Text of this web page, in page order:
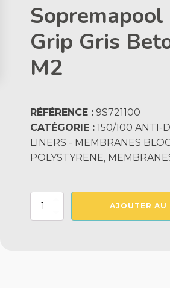
Grip Gris
M2
RÉFÉRENCE : 9S721100
CATÉGORIE : 150/100 ANTI-
LINERS - MEMBRANES
POLYSTYRENE,
quantité
AJOUTER AU